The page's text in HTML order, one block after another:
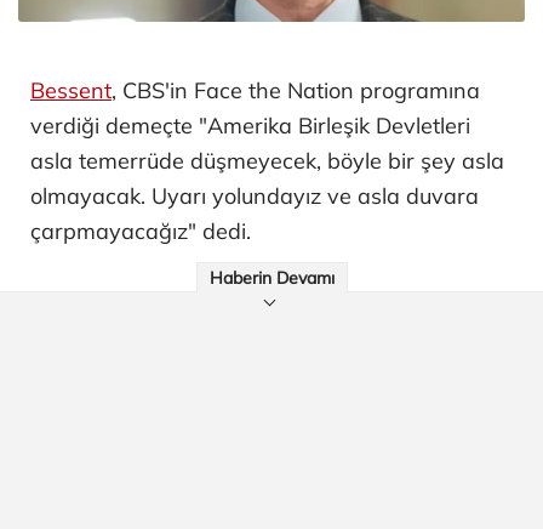
Bessent, CBS'in Face the Nation programına
verdiği demeçte "Amerika Birleşik Devletleri
asla temerrüde düşmeyecek, böyle bir şey asla
olmayacak. Uyarı yolundayız ve asla duvara
çarpmayacağız" dedi.
Haberin Devamı